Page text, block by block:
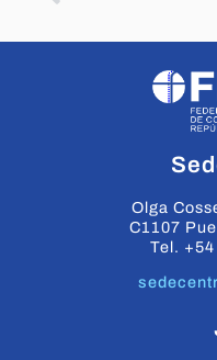
Olga
C1107
Tel.